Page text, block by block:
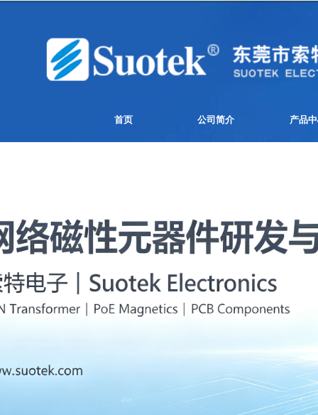
首页 公司简介 产品